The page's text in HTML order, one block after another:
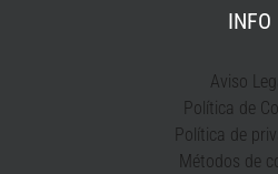
INFO
Aviso
Política de
Política de
Métodos de